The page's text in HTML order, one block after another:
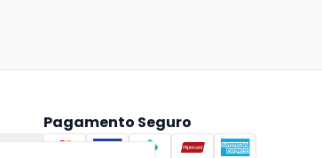
Pagamento Seguro